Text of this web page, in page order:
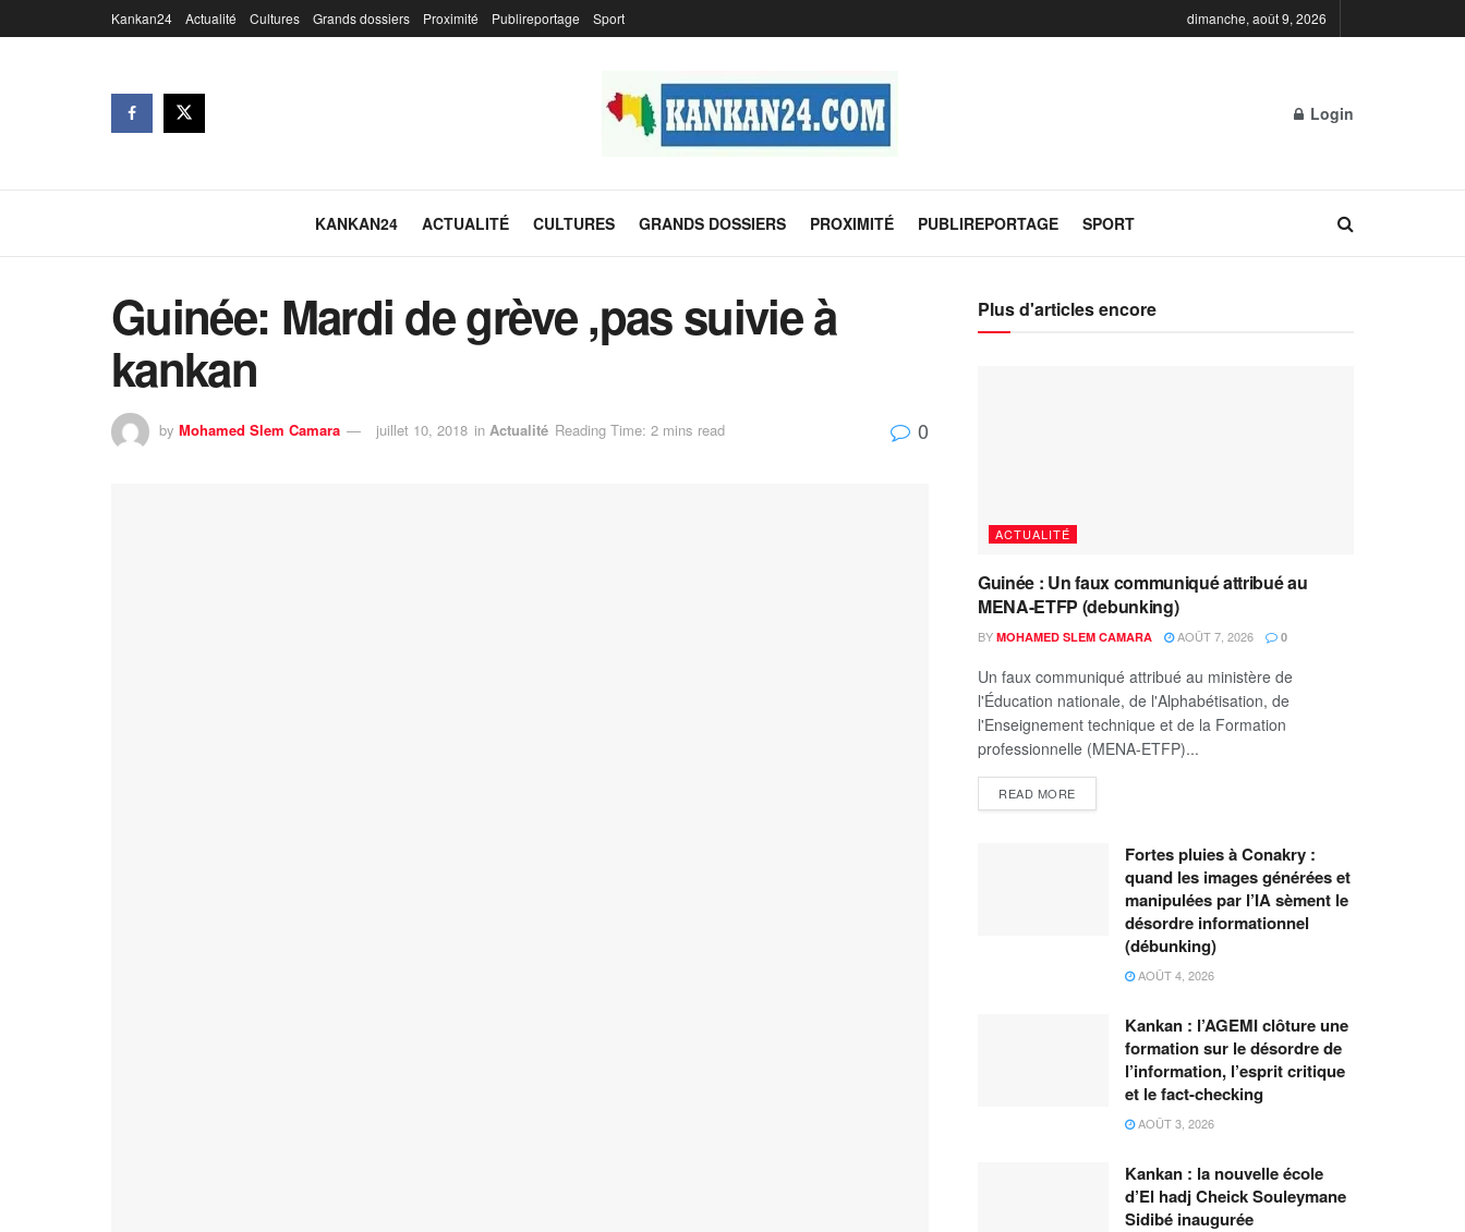
Kankan24 Actualité Cultures Grands dossiers Proximité Publireportage Sport dimanche, août 9, 2026
Login
KANKAN24 ACTUALITÉ CULTURES GRANDS DOSSIERS PROXIMITÉ PUBLIREPORTAGE SPORT
Guinée: Mardi de grève ,pas suivie à
kankan
by Mohamed Slem Camara juillet 10, 2018 in Actualité Reading Time: 2 mins read 0
Plus d'articles encore
ACTUALITÉ
Guinée : Un faux communiqué attribué au
MENA-ETFP (debunking)
BY MOHAMED SLEM CAMARA AOÛT 7, 2026 0
Un faux communiqué attribué au ministère de
l'Éducation nationale, de l'Alphabétisation, de
l'Enseignement technique et de la Formation
professionnelle (MENA-ETFP)...
READ MORE
Fortes pluies à Conakry :
quand les images générées et
manipulées par l’IA sèment le
désordre informationnel
(débunking)
AOÛT 4, 2026
Kankan : l’AGEMI clôture une
formation sur le désordre de
l’information, l’esprit critique
et le fact-checking
AOÛT 3, 2026
Kankan : la nouvelle école
d’El hadj Cheick Souleymane
Sidibé inaugurée